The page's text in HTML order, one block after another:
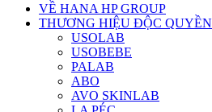
VỀ HANA HP GROUP
THƯƠNG HIỆU ĐỘC QUYỀN
USOLAB
USOBEBE
PALAB
ABO
AVO SKINLAB